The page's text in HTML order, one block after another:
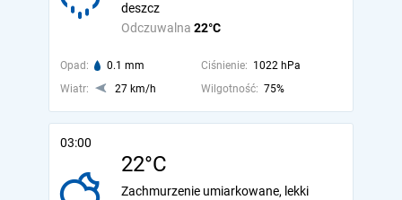
Odczuwalna 22°C
deszcz
Opad: 0.1 mm Ciśnienie: 1022 hPa
Wiatr:
27 km/h Wilgotność: 75%
03:00
22°C
Zachmurzenie umiarkowane, lekki